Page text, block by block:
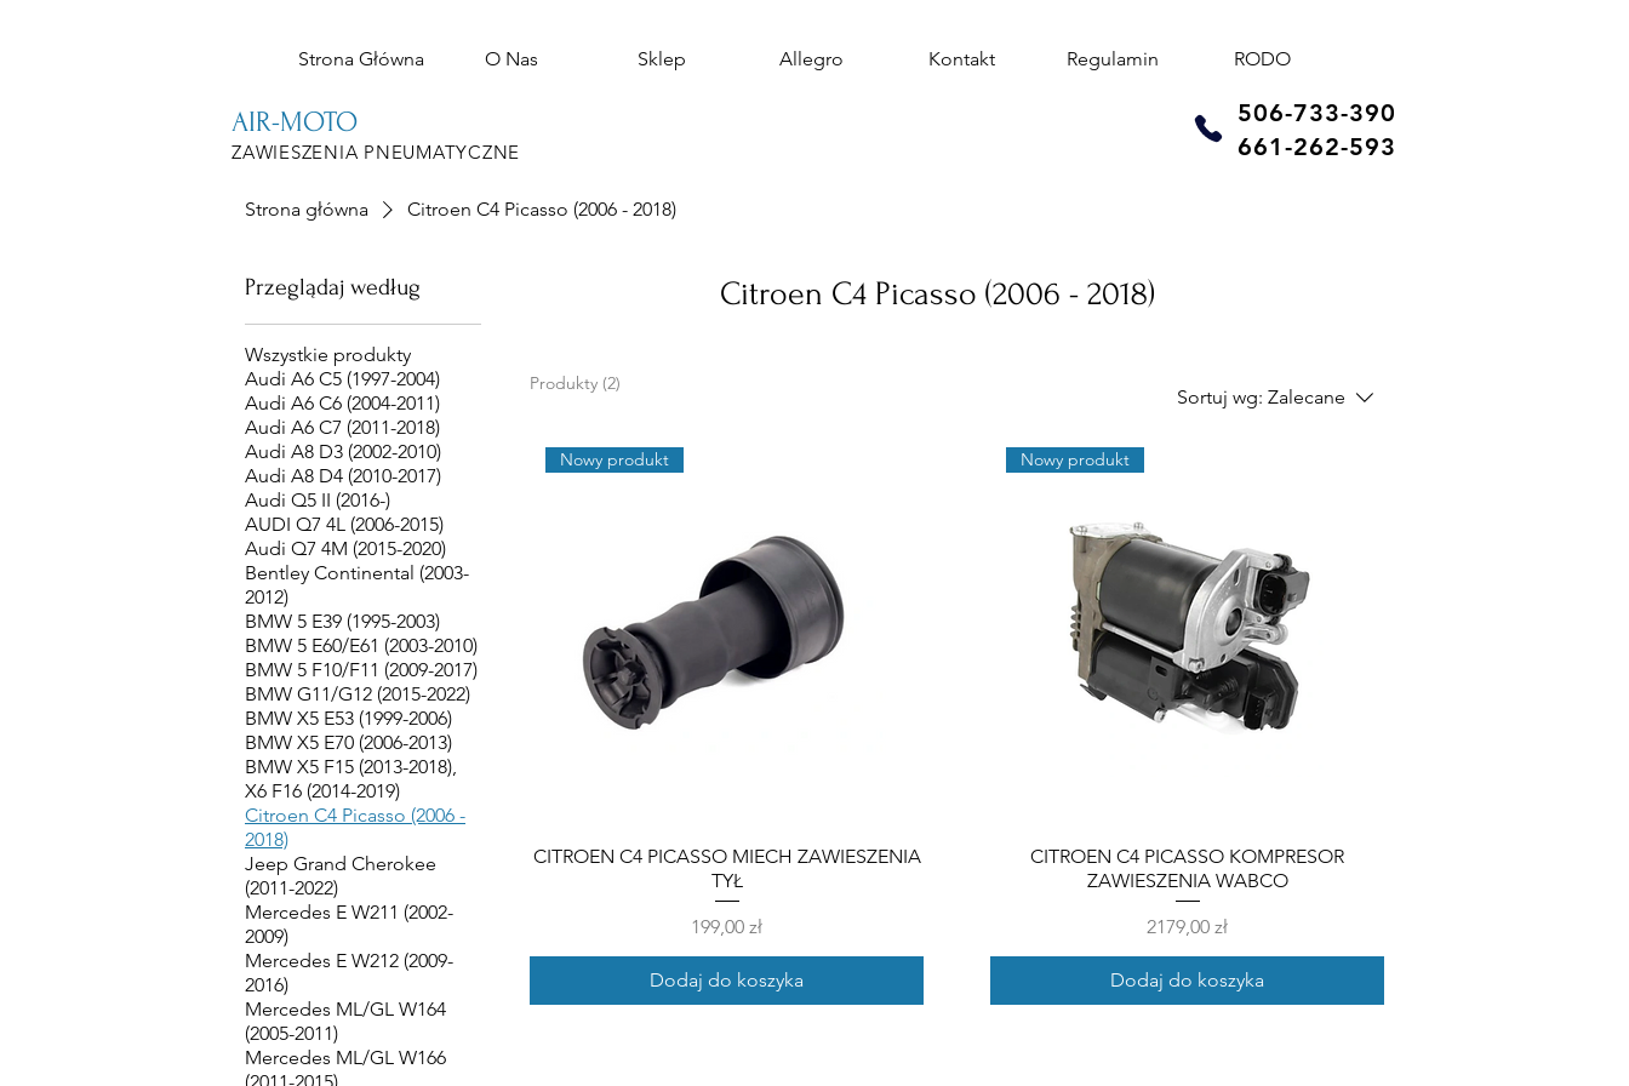
Strona Główna O Nas Sklep Allegro Kontakt Regulamin RODO
AIR-MOTO
ZAWIESZENIA PNEUMATYCZNE
506-733-390
661-262-593
Strona główna Citroen C4 Picasso (2006 - 2018)
Przeglądaj według
Wszystkie produkty
Audi A6 C5 (1997-2004)
Audi A6 C6 (2004-2011)
Audi A6 C7 (2011-2018)
Audi A8 D3 (2002-2010)
Audi A8 D4 (2010-2017)
Audi Q5 II (2016-)
AUDI Q7 4L (2006-2015)
Audi Q7 4M (2015-2020)
Bentley Continental (2003-
2012)
BMW 5 E39 (1995-2003)
BMW 5 E60/E61 (2003-2010)
BMW 5 F10/F11 (2009-2017)
BMW G11/G12 (2015-2022)
BMW X5 E53 (1999-2006)
BMW X5 E70 (2006-2013)
BMW X5 F15 (2013-2018),
X6 F16 (2014-2019)
Citroen C4 Picasso (2006 -
2018)
Jeep Grand Cherokee
(2011-2022)
Mercedes E W211 (2002-
2009)
Mercedes E W212 (2009-
2016)
Mercedes ML/GL W164
(2005-2011)
Mercedes ML/GL W166
Citroen C4 Picasso (2006 - 2018)
Produkty (2)
Sortuj wg: Zalecane
Nowy produkt
CITROEN C4 PICASSO MIECH ZAWIESZENIA
TYŁ
Cena
199,00 zł
Dodaj do koszyka
Nowy produkt
CITROEN C4 PICASSO KOMPRESOR
ZAWIESZENIA WABCO
Cena
2179,00 zł
Dodaj do koszyka